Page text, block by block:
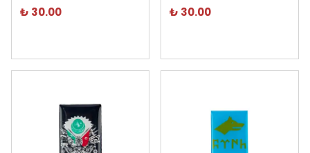
₺ 30.00 ₺ 30.00